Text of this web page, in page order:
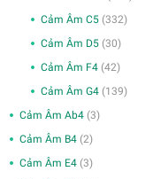
Cảm Âm C5 (332)
Cảm Âm D5 (30)
Cảm Âm F4 (42)
Cảm Âm G4 (139)
Cảm Âm Ab4 (3)
Cảm Âm B4 (2)
Cảm Âm E4 (3)